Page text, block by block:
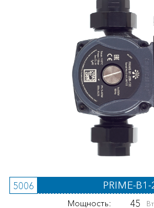
5006 PRIME-
Мощность: 45 Вт